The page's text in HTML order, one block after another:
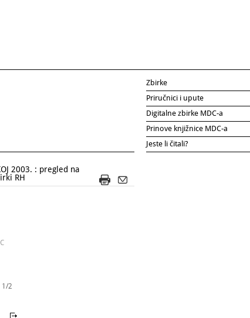
2003. : pregled na
RH
1/2
Zbirke
Priručnici i upute
Digitalne zbirke MDC-a
Prinove knjižnice MDC-a
Jeste li čitali?